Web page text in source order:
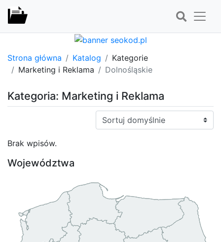
Strona główna Katalog
Kategorie
Marketing i Reklama
Dolnośląskie
Kategoria: Marketing i Reklama
Sortuj:
Brak wpisów.
Województwa